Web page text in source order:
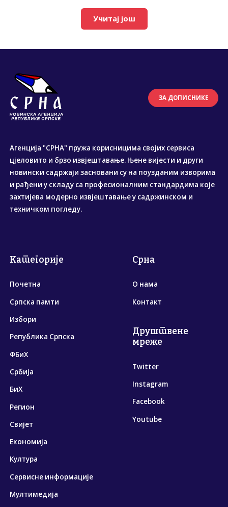
Учитај још
ЗА ДОПИСНИКЕ
Агенција "СРНА" пружа корисницима својих сервиса
цјеловито и брзо извјештавање. Њене вијести и други
новински садржаји засновани су на поузданим изворима
и рађени у складу са професионалним стандардима које
захтијева модерно извјештавање у садржинском и
техничком погледу.
Категорије
Почетна
Српска памти
Избори
Република Српска
ФБиХ
Србија
БиХ
Регион
Свијет
Економија
Култура
Сервисне информације
Мултимедија
Срна
О нама
Контакт
Друштвене
мреже
Twitter
Instagram
Facebook
Youtube